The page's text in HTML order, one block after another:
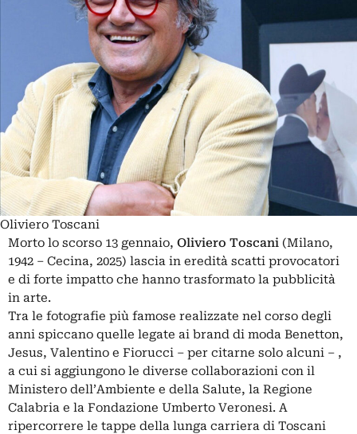
Oliviero Toscani
Morto lo scorso 13 gennaio, Oliviero Toscani (Milano,
1942 – Cecina, 2025) lascia in eredità scatti provocatori
e di forte impatto che hanno trasformato la pubblicità
in arte.
Tra le fotografie più famose realizzate nel corso degli
anni spiccano quelle legate ai brand di moda Benetton,
Jesus, Valentino e Fiorucci – per citarne solo alcuni – ,
a cui si aggiungono le diverse collaborazioni con il
Ministero dell’Ambiente e della Salute, la Regione
Calabria e la Fondazione Umberto Veronesi. A
ripercorrere le tappe della lunga carriera di Toscani